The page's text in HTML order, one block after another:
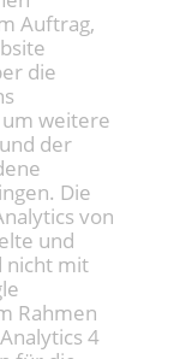
Auftrag,
die
weitere
der
Die
von
und
nicht mit
Rahmen
4